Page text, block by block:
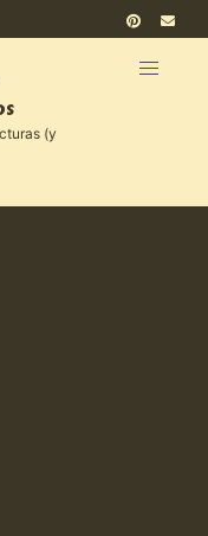
(y